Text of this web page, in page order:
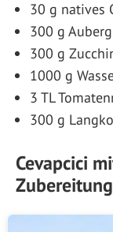
30 g natives
300 g
300 g
1000 g
3 TL
300 g
Cevapcici
Zubereitung